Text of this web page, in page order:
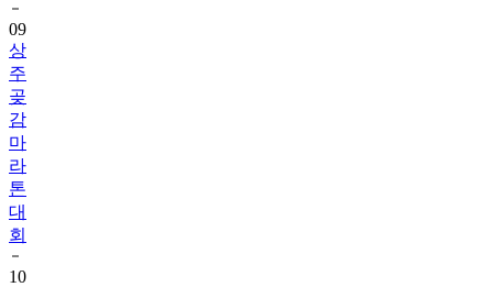
09
상
주
곶
감
마
라
톤
대
회
10